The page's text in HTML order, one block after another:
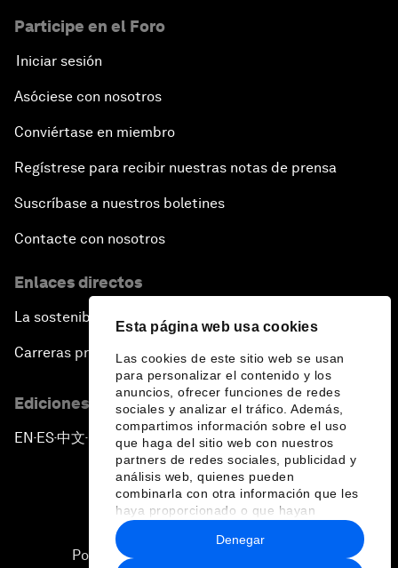
Esta página web usa cookies
Las cookies de este sitio web se usan
para personalizar el contenido y los
anuncios, ofrecer funciones de redes
sociales y analizar el tráfico. Además,
compartimos información sobre el uso
que haga del sitio web con nuestros
partners de redes sociales, publicidad y
análisis web, quienes pueden
combinarla con otra información que les
haya proporcionado o que hayan
recopilado a partir del uso que haya
hecho de sus servicios.
Denegar
Participe en el Foro
Iniciar sesión
Asóciese con nosotros
Conviértase en miembro
Regístrese para recibir nuestras notas de prensa
Suscríbase a nuestros boletines
Contacte con nosotros
Enlaces directos
La sostenibilidad en el Foro
Carreras profesionales
Ediciones en otros idiomas
EN ▪ES▪中文▪ 日本語
Política de privacidad y normas de uso